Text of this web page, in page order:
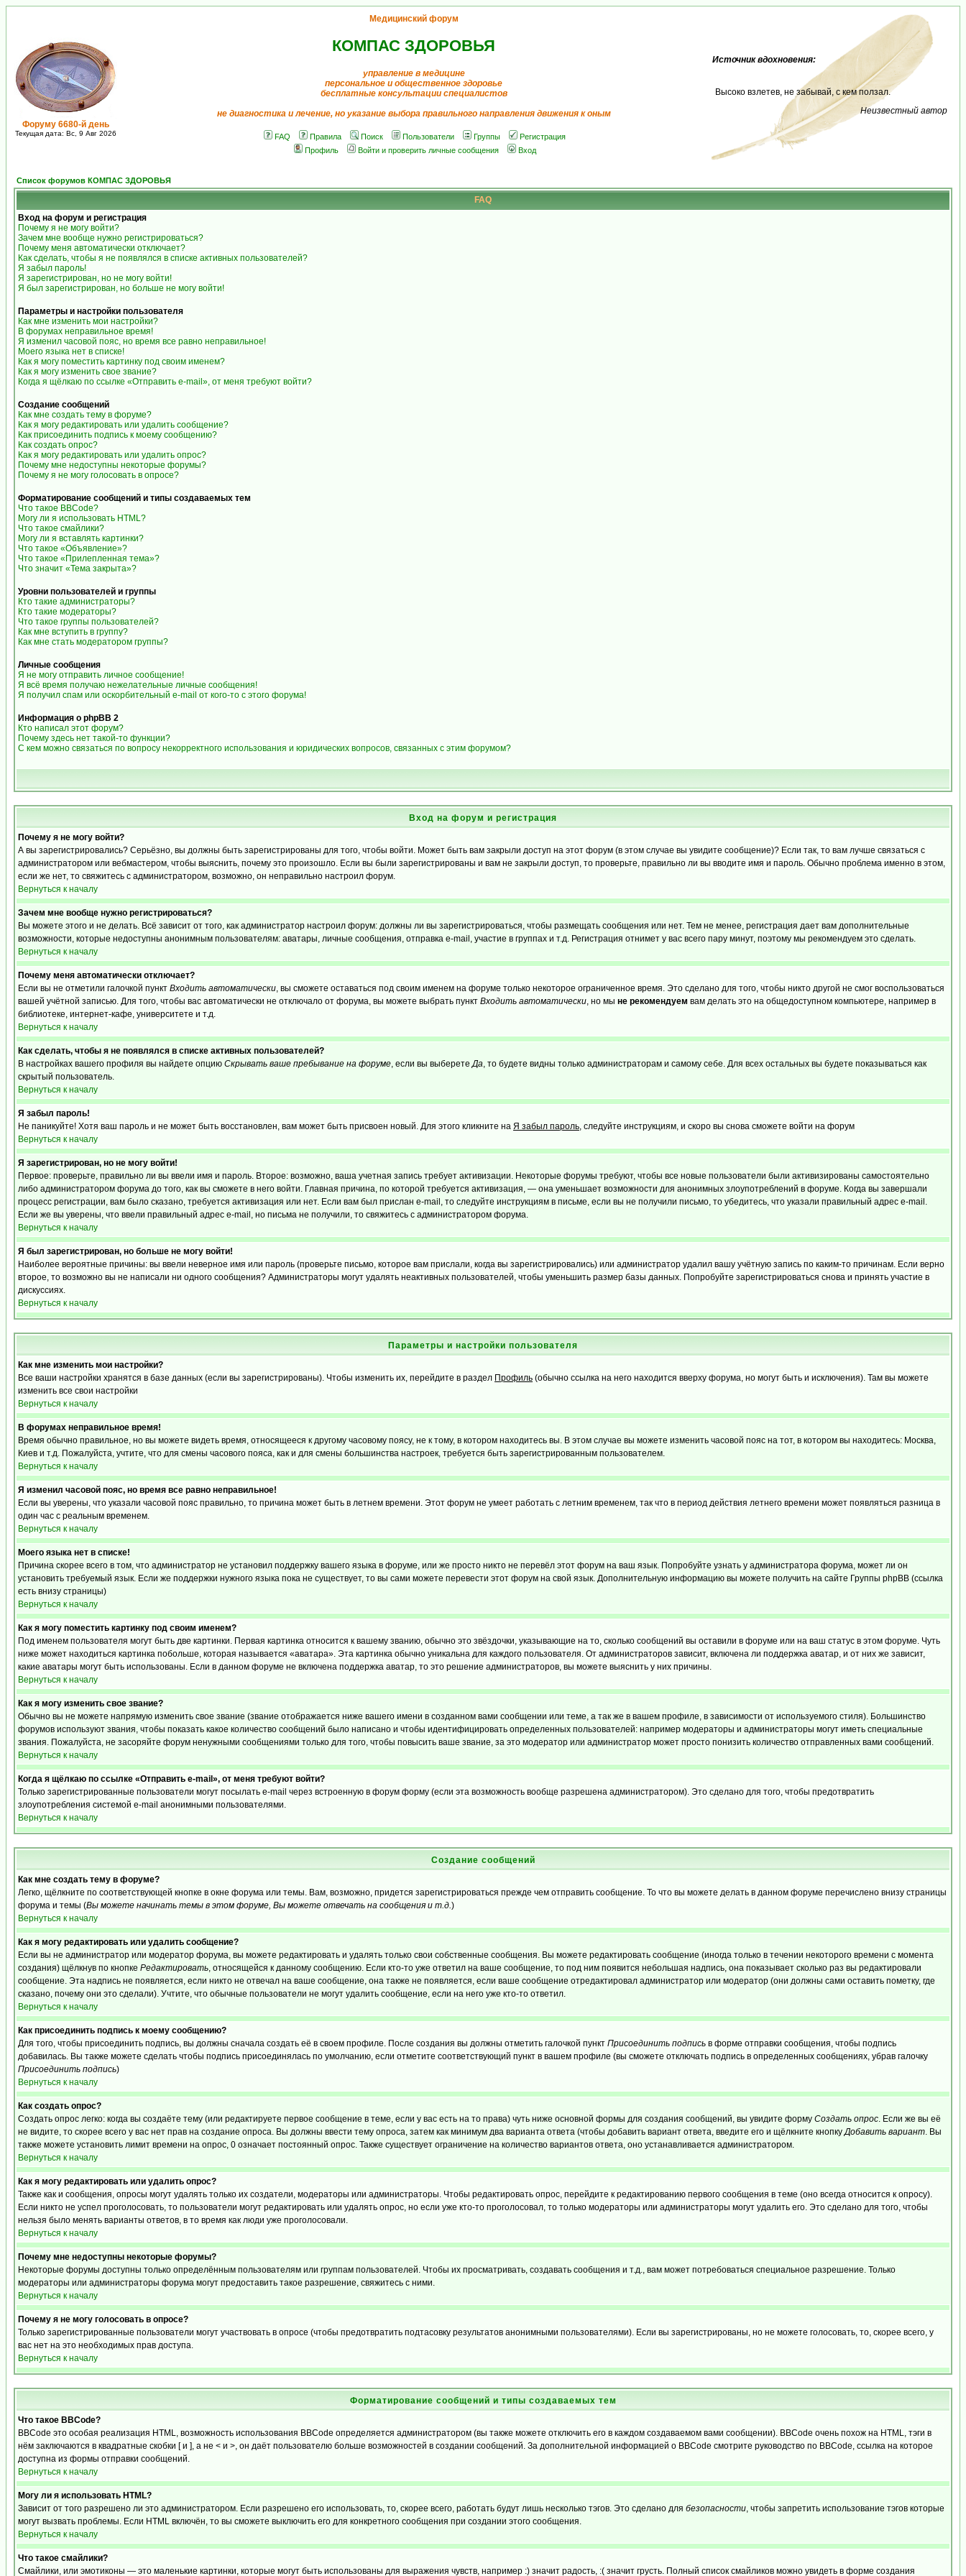
Форуму 6680-й день
Текущая дата: Вс, 9 Авг 2026
Медицинский форум
КОМПАС ЗДОРОВЬЯ
управление в медицине
персональное и общественное здоровье
бесплатные консультации специалистов
не диагностика и лечение, но указание выбора правильного направления движения к оным
FAQ Правила Поиск Пользователи Группы
Регистрация
Профиль
Войти и проверить личные сообщения Вход
Источник вдохновения:
Высоко взлетев, не забывай, с кем ползал.
Неизвестный автор
Список форумов КОМПАС ЗДОРОВЬЯ
FAQ
Вход на форум и регистрация
Почему я не могу войти?
Зачем мне вообще нужно регистрироваться?
Почему меня автоматически отключает?
Как сделать, чтобы я не появлялся в списке активных пользователей?
Я забыл пароль!
Я зарегистрирован, но не могу войти!
Я был зарегистрирован, но больше не могу войти!
Параметры и настройки пользователя
Как мне изменить мои настройки?
В форумах неправильное время!
Я изменил часовой пояс, но время все равно неправильное!
Моего языка нет в списке!
Как я могу поместить картинку под своим именем?
Как я могу изменить свое звание?
Когда я щёлкаю по ссылке «Отправить e-mail», от меня требуют войти?
Создание сообщений
Как мне создать тему в форуме?
Как я могу редактировать или удалить сообщение?
Как присоединить подпись к моему сообщению?
Как создать опрос?
Как я могу редактировать или удалить опрос?
Почему мне недоступны некоторые форумы?
Почему я не могу голосовать в опросе?
Форматирование сообщений и типы создаваемых тем
Что такое BBCode?
Могу ли я использовать HTML?
Что такое смайлики?
Могу ли я вставлять картинки?
Что такое «Объявление»?
Что такое «Прилепленная тема»?
Что значит «Тема закрыта»?
Уровни пользователей и группы
Кто такие администраторы?
Кто такие модераторы?
Что такое группы пользователей?
Как мне вступить в группу?
Как мне стать модератором группы?
Личные сообщения
Я не могу отправить личное сообщение!
Я всё время получаю нежелательные личные сообщения!
Я получил спам или оскорбительный e-mail от кого-то с этого форума!
Информация о phpBB 2
Кто написал этот форум?
Почему здесь нет такой-то функции?
С кем можно связаться по вопросу некорректного использования и юридических вопросов, связанных с этим форумом?
Вход на форум и регистрация
Почему я не могу войти?
А вы зарегистрировались? Серьёзно, вы должны быть зарегистрированы для того, чтобы войти. Может быть вам закрыли доступ на этот форум (в этом случае вы увидите сообщение)? Если так, то вам лучше связаться с
администратором или вебмастером, чтобы выяснить, почему это произошло. Если вы были зарегистрированы и вам не закрыли доступ, то проверьте, правильно ли вы вводите имя и пароль. Обычно проблема именно в этом,
если же нет, то свяжитесь с администратором, возможно, он неправильно настроил форум.
Вернуться к началу
Зачем мне вообще нужно регистрироваться?
Вы можете этого и не делать. Всё зависит от того, как администратор настроил форум: должны ли вы зарегистрироваться, чтобы размещать сообщения или нет. Тем не менее, регистрация дает вам дополнительные
возможности, которые недоступны анонимным пользователям: аватары, личные сообщения, отправка e-mail, участие в группах и т.д. Регистрация отнимет у вас всего пару минут, поэтому мы рекомендуем это сделать.
Вернуться к началу
Почему меня автоматически отключает?
Если вы не отметили галочкой пункт Входить автоматически, вы сможете оставаться под своим именем на форуме только некоторое ограниченное время. Это сделано для того, чтобы никто другой не смог воспользоваться
вашей учётной записью. Для того, чтобы вас автоматически не отключало от форума, вы можете выбрать пункт Входить автоматически, но мы не рекомендуем вам делать это на общедоступном компьютере, например в
библиотеке, интернет-кафе, университете и т.д.
Вернуться к началу
Как сделать, чтобы я не появлялся в списке активных пользователей?
В настройках вашего профиля вы найдете опцию Скрывать ваше пребывание на форуме, если вы выберетеДа, то будете видны только администраторам и самому себе. Для всех остальных вы будете показываться как
скрытый пользователь.
Вернуться к началу
Я забыл пароль!
Не паникуйте! Хотя ваш пароль и не может быть восстановлен, вам может быть присвоен новый. Для этого кликните на Я забыл пароль, следуйте инструкциям, и скоро вы снова сможете войти на форум
Вернуться к началу
Я зарегистрирован, но не могу войти!
Первое: проверьте, правильно ли вы ввели имя и пароль. Второе: возможно, ваша учетная запись требует активизации. Некоторые форумы требуют, чтобы все новые пользователи были активизированы самостоятельно
либо администратором форума до того, как вы сможете в него войти. Главная причина, по которой требуется активизация, — она уменьшает возможности для анонимных злоупотреблений в форуме. Когда вы завершали
процесс регистрации, вам было сказано, требуется активизация или нет. Если вам был прислан e-mail, то следуйте инструкциям в письме, если вы не получили письмо, то убедитесь, что указали правильный адрес e-mail.
Если же вы уверены, что ввели правильный адрес e-mail, но письма не получили, то свяжитесь с администратором форума.
Вернуться к началу
Я был зарегистрирован, но больше не могу войти!
Наиболее вероятные причины: вы ввели неверное имя или пароль (проверьте письмо, которое вам прислали, когда вы зарегистрировались) или администратор удалил вашу учётную запись по каким-то причинам. Если верно
второе, то возможно вы не написали ни одного сообщения? Администраторы могут удалять неактивных пользователей, чтобы уменьшить размер базы данных. Попробуйте зарегистрироваться снова и принять участие в
дискуссиях.
Вернуться к началу
Параметры и настройки пользователя
Как мне изменить мои настройки?
Все ваши настройки хранятся в базе данных (если вы зарегистрированы). Чтобы изменить их, перейдите в раздел Профиль (обычно ссылка на него находится вверху форума, но могут быть и исключения). Там вы можете
изменить все свои настройки
Вернуться к началу
В форумах неправильное время!
Время обычно правильное, но вы можете видеть время, относящееся к другому часовому поясу, не к тому, в котором находитесь вы. В этом случае вы можете изменить часовой пояс на тот, в котором вы находитесь: Москва,
Киев и т.д. Пожалуйста, учтите, что для смены часового пояса, как и для смены большинства настроек, требуется быть зарегистрированным пользователем.
Вернуться к началу
Я изменил часовой пояс, но время все равно неправильное!
Если вы уверены, что указали часовой пояс правильно, то причина может быть в летнем времени. Этот форум не умеет работать с летним временем, так что в период действия летнего времени может появляться разница в
один час с реальным временем.
Вернуться к началу
Моего языка нет в списке!
Причина скорее всего в том, что администратор не установил поддержку вашего языка в форуме, или же просто никто не перевёл этот форум на ваш язык. Попробуйте узнать у администратора форума, может ли он
установить требуемый язык. Если же поддержки нужного языка пока не существует, то вы сами можете перевести этот форум на свой язык. Дополнительную информацию вы можете получить на сайте Группы phpBB (ссылка
есть внизу страницы)
Вернуться к началу
Как я могу поместить картинку под своим именем?
Под именем пользователя могут быть две картинки. Первая картинка относится к вашему званию, обычно это звёздочки, указывающие на то, сколько сообщений вы оставили в форуме или на ваш статус в этом форуме. Чуть
ниже может находиться картинка побольше, которая называется «аватара». Эта картинка обычно уникальна для каждого пользователя. От администраторов зависит, включена ли поддержка аватар, и от них же зависит,
какие аватары могут быть использованы. Если в данном форуме не включена поддержка аватар, то это решение администраторов, вы можете выяснить у них причины.
Вернуться к началу
Как я могу изменить свое звание?
Обычно вы не можете напрямую изменить свое звание (звание отображается ниже вашего имени в созданном вами сообщении или теме, а так же в вашем профиле, в зависимости от используемого стиля). Большинство
форумов используют звания, чтобы показать какое количество сообщений было написано и чтобы идентифицировать определенных пользователей: например модераторы и администраторы могут иметь специальные
звания. Пожалуйста, не засоряйте форум ненужными сообщениями только для того, чтобы повысить ваше звание, за это модератор или администратор может просто понизить количество отправленных вами сообщений.
Вернуться к началу
Когда я щёлкаю по ссылке «Отправить e-mail», от меня требуют войти?
Только зарегистрированные пользователи могут посылать e-mail через встроенную в форум форму (если эта возможность вообще разрешена администратором). Это сделано для того, чтобы предотвратить
злоупотребления системой e-mail анонимными пользователями.
Вернуться к началу
Создание сообщений
Как мне создать тему в форуме?
Легко, щёлкните по соответствующей кнопке в окне форума или темы. Вам, возможно, придется зарегистрироваться прежде чем отправить сообщение. То что вы можете делать в данном форуме перечислено внизу страницы
форума и темы (Вы можете начинать темы в этом форуме, Вы можете отвечать на сообщения и т.д.)
Вернуться к началу
Как я могу редактировать или удалить сообщение?
Если вы не администратор или модератор форума, вы можете редактировать и удалять только свои собственные сообщения. Вы можете редактировать сообщение (иногда только в течении некоторого времени с момента
создания) щёлкнув по кнопке Редактировать, относящейся к данному сообщению. Если кто-то уже ответил на ваше сообщение, то под ним появится небольшая надпись, она показывает сколько раз вы редактировали
сообщение. Эта надпись не появляется, если никто не отвечал на ваше сообщение, она также не появляется, если ваше сообщение отредактировал администратор или модератор (они должны сами оставить пометку, где
сказано, почему они это сделали). Учтите, что обычные пользователи не могут удалить сообщение, если на него уже кто-то ответил.
Вернуться к началу
Как присоединить подпись к моему сообщению?
Для того, чтобы присоединить подпись, вы должны сначала создать её в своем профиле. После создания вы должны отметить галочкой пункт Присоединить подпись в форме отправки сообщения, чтобы подпись
добавилась. Вы также можете сделать чтобы подпись присоединялась по умолчанию, если отметите соответствующий пункт в вашем профиле (вы сможете отключать подпись в определенных сообщениях, убрав галочку
Присоединить подпись)
Вернуться к началу
Как создать опрос?
Создать опрос легко: когда вы создаёте тему (или редактируете первое сообщение в теме, если у вас есть на то права) чуть ниже основной формы для создания сообщений, вы увидите форму Создать опрос. Если же вы её
не видите, то скорее всего у вас нет прав на создание опроса. Вы должны ввести тему опроса, затем как минимум два варианта ответа (чтобы добавить вариант ответа, введите его и щёлкните кнопкуДобавить вариант. Вы
также можете установить лимит времени на опрос, 0 означает постоянный опрос. Также существует ограничение на количество вариантов ответа, оно устанавливается администратором.
Вернуться к началу
Как я могу редактировать или удалить опрос?
Также как и сообщения, опросы могут удалять только их создатели, модераторы или администраторы. Чтобы редактировать опрос, перейдите к редактированию первого сообщения в теме (оно всегда относится к опросу).
Если никто не успел проголосовать, то пользователи могут редактировать или удалять опрос, но если уже кто-то проголосовал, то только модераторы или администраторы могут удалить его. Это сделано для того, чтобы
нельзя было менять варианты ответов, в то время как люди уже проголосовали.
Вернуться к началу
Почему мне недоступны некоторые форумы?
Некоторые форумы доступны только определённым пользователям или группам пользователей. Чтобы их просматривать, создавать сообщения и т.д., вам может потребоваться специальное разрешение. Только
модераторы или администраторы форума могут предоставить такое разрешение, свяжитесь с ними.
Вернуться к началу
Почему я не могу голосовать в опросе?
Только зарегистрированные пользователи могут участвовать в опросе (чтобы предотвратить подтасовку результатов анонимными пользователями). Если вы зарегистрированы, но не можете голосовать, то, скорее всего, у
вас нет на это необходимых прав доступа.
Вернуться к началу
Форматирование сообщений и типы создаваемых тем
Что такое BBCode?
BBCode это особая реализация HTML, возможность использования BBCode определяется администратором (вы также можете отключить его в каждом создаваемом вами сообщении). BBCode очень похож на HTML, тэги в
нём заключаются в квадратные скобки [ и ], а не < и >, он даёт пользователю больше возможностей в создании сообщений. За дополнительной информацией о BBCode смотрите руководство по BBCode, ссылка на которое
доступна из формы отправки сообщений.
Вернуться к началу
Могу ли я использовать HTML?
Зависит от того разрешено ли это администратором. Если разрешено его использовать, то, скорее всего, работать будут лишь несколько тэгов. Это сделано для безопасности, чтобы запретить использование тэгов которые
могут вызвать проблемы. Если HTML включён, то вы сможете выключить его для конкретного сообщения при создании этого сообщения.
Вернуться к началу
Что такое смайлики?
Смайлики, или эмотиконы — это маленькие картинки, которые могут быть использованы для выражения чувств, например :) значит радость, :( значит грусть. Полный список смайликов можно увидеть в форме создания